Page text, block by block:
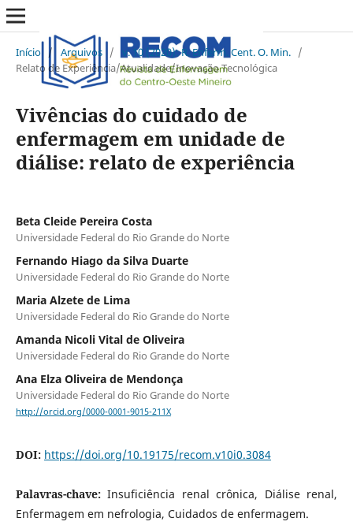
Início / Arquivos / v. 10 (2020): R. Enferm. Cent. O. Min. /
Relato de Experiência/Atualidade/Inovação Tecnológica
Vivências do cuidado de
enfermagem em unidade de
diálise: relato de experiência
Beta Cleide Pereira Costa
Universidade Federal do Rio Grande do Norte
Fernando Hiago da Silva Duarte
Universidade Federal do Rio Grande do Norte
Maria Alzete de Lima
Universidade Federal do Rio Grande do Norte
Amanda Nicoli Vital de Oliveira
Universidade Federal do Rio Grande do Norte
Ana Elza Oliveira de Mendonça
Universidade Federal do Rio Grande do Norte
http://orcid.org/0000-0001-9015-211X
DOI: https://doi.org/10.19175/recom.v10i0.3084
Palavras-chave:Insuficiência renal crônica, Diálise renal,
Enfermagem em nefrologia, Cuidados de enfermagem.